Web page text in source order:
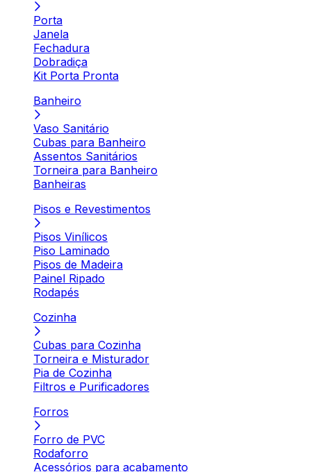
Porta
Janela
Fechadura
Dobradiça
Kit Porta Pronta
Banheiro
Vaso Sanitário
Cubas para Banheiro
Assentos Sanitários
Torneira para Banheiro
Banheiras
Pisos e Revestimentos
Pisos Vinílicos
Piso Laminado
Pisos de Madeira
Painel Ripado
Rodapés
Cozinha
Cubas para Cozinha
Torneira e Misturador
Pia de Cozinha
Filtros e Purificadores
Forros
Forro de PVC
Rodaforro
Acessórios para acabamento